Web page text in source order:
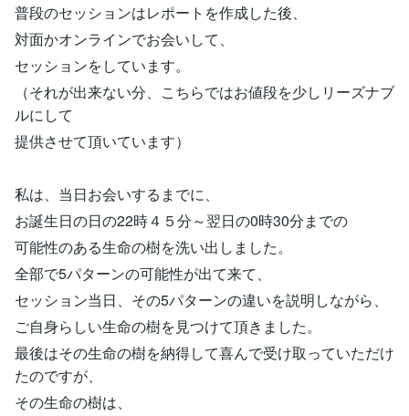
普段のセッションはレポートを作成した後、
対面かオンラインでお会いして、
セッションをしています。
（それが出来ない分、こちらではお値段を少しリーズナブ
ルにして
提供させて頂いています）
私は、当日お会いするまでに、
お誕生日の日の22時４５分～翌日の0時30分までの
可能性のある生命の樹を洗い出しました。
全部で5パターンの可能性が出て来て、
セッション当日、その5パターンの違いを説明しながら、
ご自身らしい生命の樹を見つけて頂きました。
最後はその生命の樹を納得して喜んで受け取っていただけ
たのですが、
その生命の樹は、